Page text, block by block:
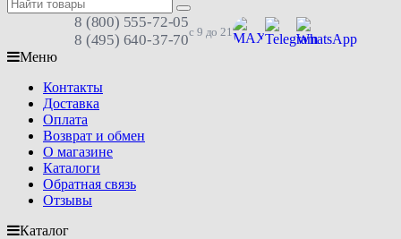
8 (800) 555-72-05
8 (495) 640-37-70с 9 до 21
Меню
Контакты
Доставка
Оплата
Возврат и обмен
О магазине
Каталоги
Обратная связь
Отзывы
Каталог